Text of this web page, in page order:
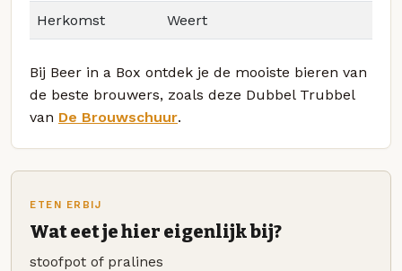
Herkomst Weert
Bij Beer in a Box ontdek je de mooiste bieren van
de beste brouwers, zoals deze Dubbel Trubbel
van De Brouwschuur.
ETEN ERBIJ
Wat eet je hier eigenlijk bij?
stoofpot of pralines